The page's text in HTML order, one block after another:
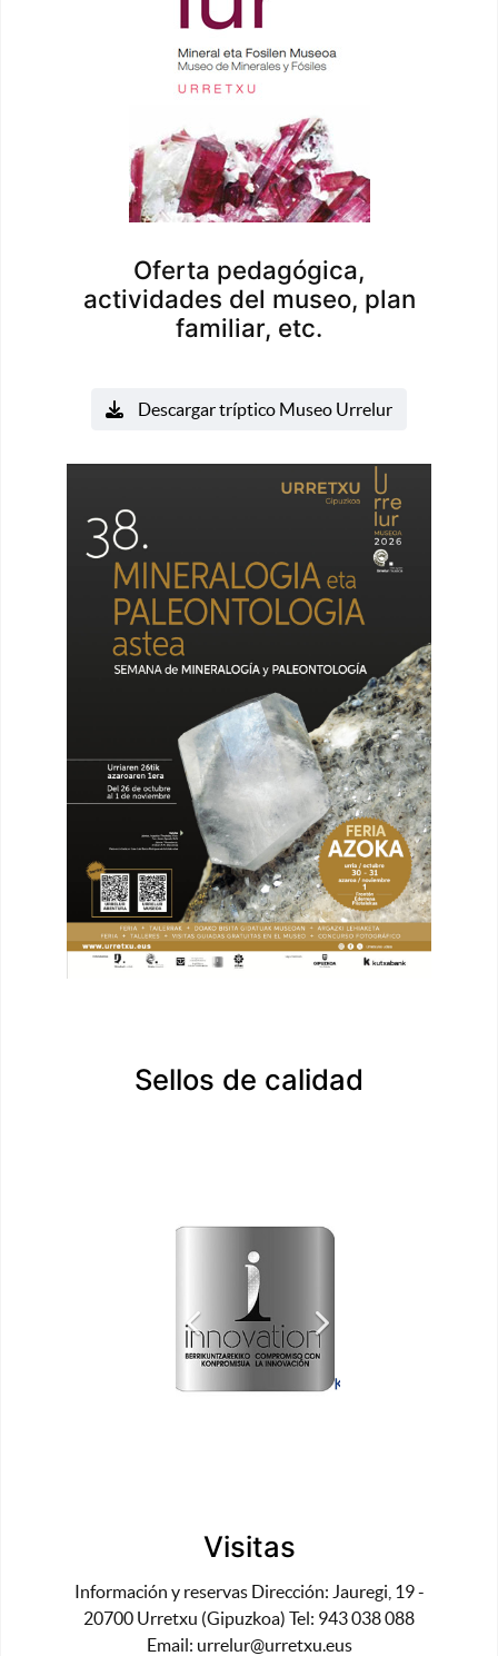
Oferta pedagógica,
actividades del museo, plan
familiar, etc.
Descargar tríptico Museo Urrelur
Sellos de calidad
Visitas
Información y reservas Dirección: Jauregi, 19 -
20700 Urretxu (Gipuzkoa) Tel: 943 038 088
Email: urrelur@urretxu.eus